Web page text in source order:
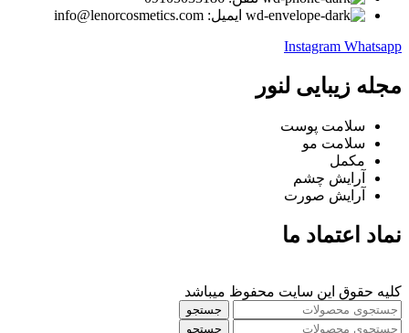
ایمیل: info@lenorcosmetics.com
Instagram Whatsapp
مجله زیبایی لنور
سلامت پوست
سلامت مو
مکمل
آرایش چشم
آرایش صورت
نماد اعتماد ما
کلیه حقوق این سایت محفوظ میباشد
جستجو
جستجو